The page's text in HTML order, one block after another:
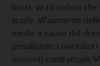
bassi, va ricordato
grazie all’aumento
medie a causa del
penalizzato i
aumenti contrattuali.